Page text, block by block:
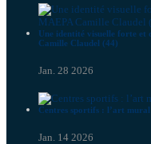
Une identité visuelle forte et
Camille Claudel (44)
Jan. 28 2026
Centres sportifs : l’art
Jan. 14 2026